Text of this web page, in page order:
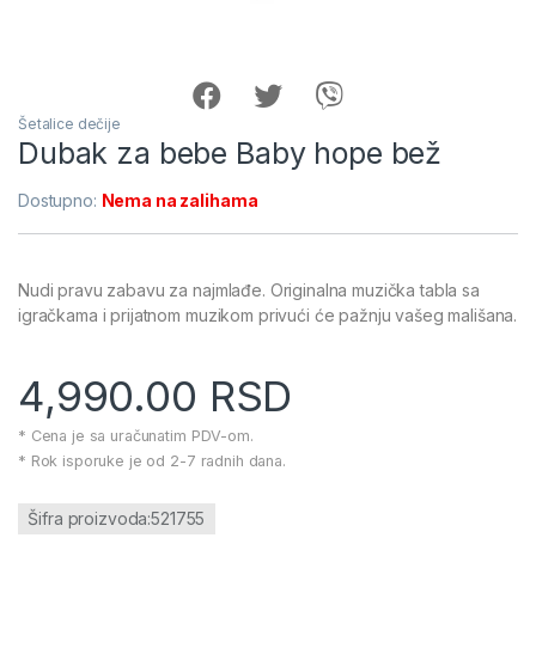
Šetalice dečije
Dubak za bebe Baby hope bež
Dostupno: Nema na zalihama
Nudi pravu zabavu za najmlađe. Originalna muzička tabla sa
igračkama i prijatnom muzikom privući će pažnju vašeg mališana.
4,990.00 RSD
* Cena je sa uračunatim PDV-om.
* Rok isporuke je od 2-7 radnih dana.
Šifra proizvoda:521755